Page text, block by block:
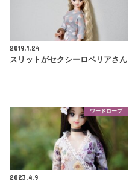
2019.1.24
スリットがセクシーロベリアさん
ワードローブ
2023.4.9